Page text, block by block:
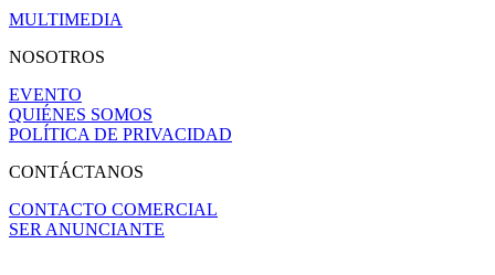
MULTIMEDIA
NOSOTROS
EVENTO
QUIÉNES SOMOS
POLÍTICA DE PRIVACIDAD
CONTÁCTANOS
CONTACTO COMERCIAL
SER ANUNCIANTE